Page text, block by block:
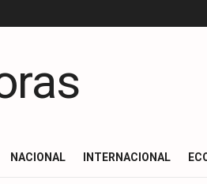
NACIONAL INTERNACIONAL